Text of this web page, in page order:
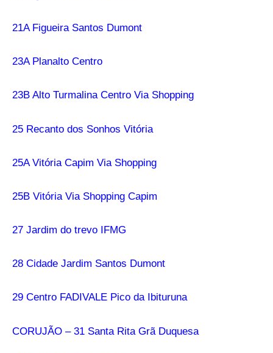
21A Figueira Santos Dumont
23A Planalto Centro
23B Alto Turmalina Centro Via Shopping
25 Recanto dos Sonhos Vitória
25A Vitória Capim Via Shopping
25B Vitória Via Shopping Capim
27 Jardim do trevo IFMG
28 Cidade Jardim Santos Dumont
29 Centro FADIVALE Pico da Ibituruna
CORUJÃO – 31 Santa Rita Grã Duquesa